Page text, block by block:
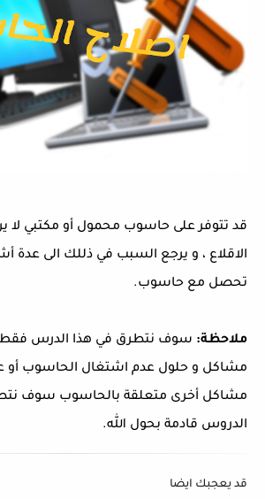
قد تتوفر على حاسوب محمول أو مكتبي لا
الاقلاع ، و يرجع السبب في ذللك الى عدة
تحصل مع حاسوب.
ملاحظة: سوف نتطرق في هذا الدرس فقط
مشاكل و حلول عدم اشتغال الحاسوب أو
مشاكل أخرى متعلقة بالحاسوب سوف
الدروس قادمة بحول الله.
قد يعجبك ايضا